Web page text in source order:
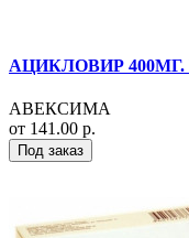
АЦИКЛОВИР
АВЕКСИМА
от 141.00 р.
Под заказ